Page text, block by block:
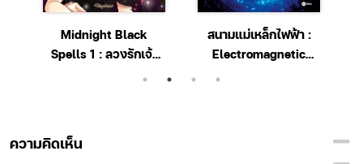
Midnight Black
Spells 1 : ลวงรักเจ้า
หญิงต้องคำสาป
สนามแม่เหล็กไฟฟ้า :
Electromagnetic
ความคิดเห็น